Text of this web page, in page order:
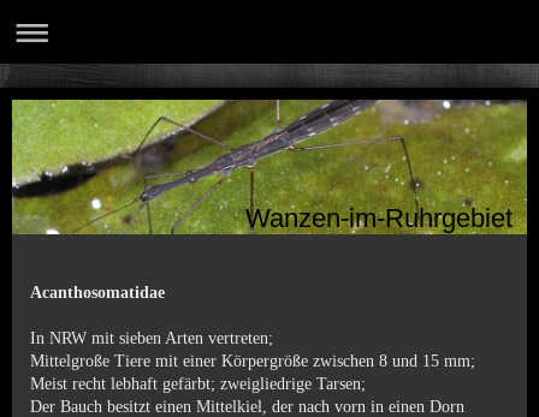
Wanzen-im-Ruhrgebiet
Acanthosomatidae
In NRW mit sieben Arten vertreten;
Mittelgroße Tiere mit einer Körpergröße zwischen 8 und 15 mm;
Meist recht lebhaft gefärbt; zweigliedrige Tarsen;
Der Bauch besitzt einen Mittelkiel, der nach vorn in einen Dorn